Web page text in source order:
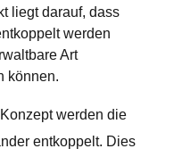
liegt darauf, dass
werden
Art
können.
werden die
entkoppelt. Dies